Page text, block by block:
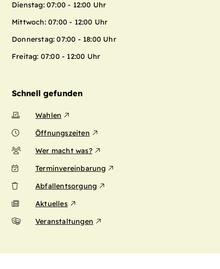
Dienstag: 07:00 - 12:00 Uhr
Mittwoch: 07:00 - 12:00 Uhr
Donnerstag: 07:00 - 18:00 Uhr
Freitag: 07:00 - 12:00 Uhr
Schnell gefunden
Wahlen
Öffnungszeiten
Wer macht was?
Terminvereinbarung
Abfallentsorgung
Aktuelles
Veranstaltungen